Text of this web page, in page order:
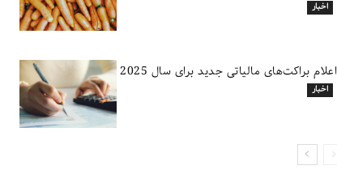
اخبار
اعلام براکت‌های مالیاتی جدید برای سال 2025
اخبار